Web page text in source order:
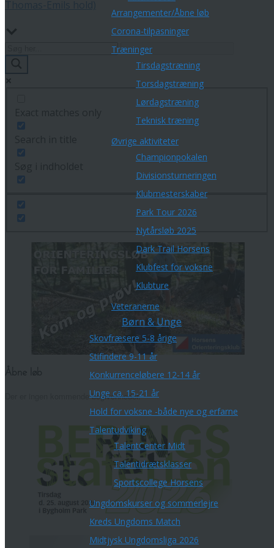
Arrangementer/Åbne løb
Corona-tilpasninger
Træninger
Tirsdagstræning
Torsdagstræning
Lørdagstræning
Teknisk træning
Øvrige aktiviteter
Championpokalen
Divisionsturneringen
Klubmesterskaber
Park Tour 2026
Nytårsløb 2025
Dark Trail Horsens
Klubfest for voksne
Klubture
Veteranerne
Børn & Unge
Skovfræsere 5-8 årige
Stifindere 9-11 år
Konkurrenceløbere 12-14 år
Unge ca. 15-21 år
Hold for voksne -både nye og erfarne
Talentudviking
TalentCenter Midt
Talentidrætsklasser
Sportscollege Horsens
Ungdomskurser og sommerlejre
Kreds Ungdoms Match
Midtjysk Ungdomsliga 2026
Der er ingen kommende begivenheder.